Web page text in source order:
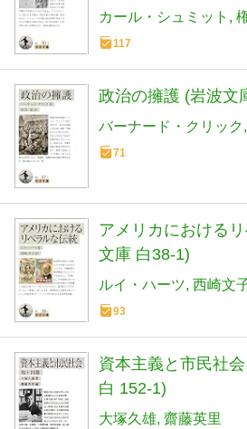
カール・シュミット
117
政治の擁護 (岩波文
バーナード・クリック
71
アメリカにおける
文庫 白38-1)
ルイ・ハーツ 西崎文
93
資本主義と市民社
白 152-1)
大塚久雄 齋藤英里